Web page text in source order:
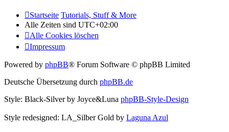
Startseite Tutorials, Stuff & More
Alle Zeiten sind UTC+02:00
Alle Cookies löschen
Impressum
Powered by phpBB® Forum Software © phpBB Limited
Deutsche Übersetzung durch phpBB.de
Style: Black-Silver by Joyce&Luna phpBB-Style-Design
Style redesigned: LA_Silber Gold by Laguna Azul